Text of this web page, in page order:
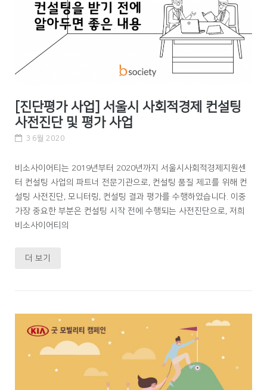
[진단평가 사업] 서울시 사회적경제 컨설팅
사전진단 및 평가 사업
3 6월 2020
비소사이어티는 2019년부터 2020년까지 서울시사회적경제지원센
터 컨설팅 사업의 파트너 전문기관으로, 컨설팅 품질 제고를 위해 컨
설팅 사전진단, 모니터링, 컨설팅 결과 평가를 수행하였습니다. 이중
가장 중요한 부분은 컨설팅 시작 전에 수행되는 사전진단으로, 저희
비소사이어티의
더 보기